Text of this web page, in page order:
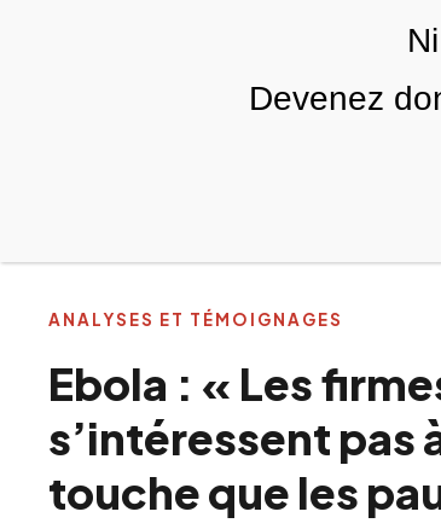
Ebola : « Les
s’intéressent pas
touche que les
ANALYSES ET TÉMOIGNAGES
Devenez